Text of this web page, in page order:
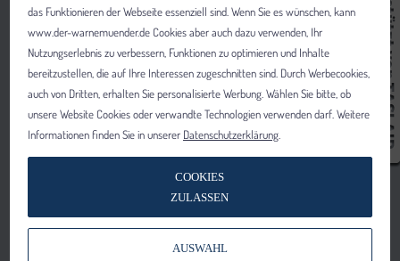
das Funktionieren der Webseite essenziell sind. Wenn Sie es wünschen, kann
www.der-warnemuender.de Cookies aber auch dazu verwenden, Ihr
Nutzungserlebnis zu verbessern, Funktionen zu optimieren und Inhalte
bereitzustellen, die auf Ihre Interessen zugeschnitten sind. Durch Werbecookies,
auch von Dritten, erhalten Sie personalisierte Werbung. Wählen Sie bitte, ob
unsere Website Cookies oder verwandte Technologien verwenden darf. Weitere
Informationen finden Sie in unserer Datenschutzerklärung
COOKIES
ZULASSEN
AUSWAHL